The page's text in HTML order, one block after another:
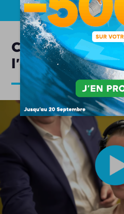
Comment se
l'appareillage